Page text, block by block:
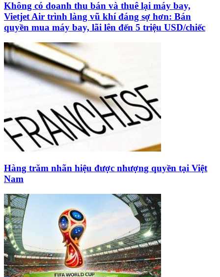
Không có doanh thu bán và thuê lại máy bay,
Vietjet Air trình làng vũ khí đáng sợ hơn: Bán
quyền mua máy bay, lãi lên đến 5 triệu USD/chiếc
Hàng trăm nhãn hiệu được nhượng quyền tại Việt
Nam